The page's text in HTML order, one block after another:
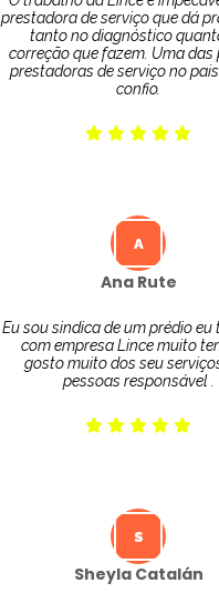
prestadora de serviço que dá
tanto no diagnóstico
correção que fazem. Uma das
prestadoras de serviço no
confio.
Ana Rute
Eu sou sindica de um prédio
com empresa Lince muito
gosto muito dos seu
pessoas responsável .
Sheyla Catalán